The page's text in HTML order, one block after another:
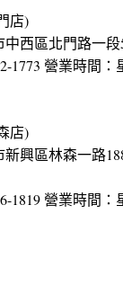
店)
西區北門路一段
1773 營業時間
店)
興區林森一路
1819 營業時間